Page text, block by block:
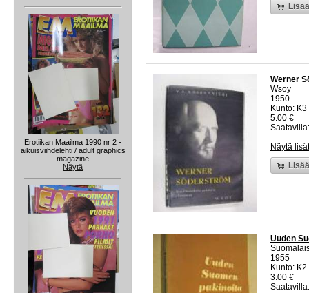
Erotiikan Maailma 1990 nr 2 -
aikuisviihdelehti / adult graphics
magazine
Näytä
Werner
Wsoy
1950
Kunto:
5.00 €
Näytä
Uuden
1955
Kunto:
3.00 €